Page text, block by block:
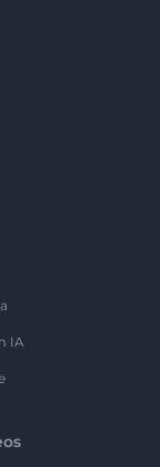
IA